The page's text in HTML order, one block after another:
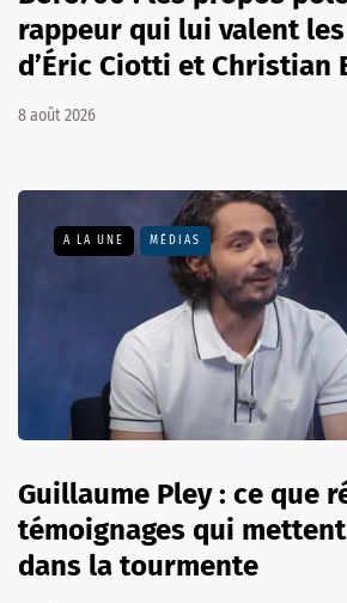
rappeur qui lui valent
d’Éric Ciotti et Christian
8 août 2026
A LA UNE MÉDIAS
Guillaume Pley : ce que
témoignages qui
dans la tourmente